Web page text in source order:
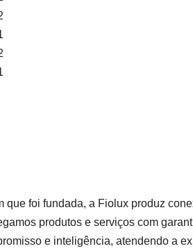
que foi fundada, a Fiolux produz
produtos e serviços com
e inteligência, atendendo a